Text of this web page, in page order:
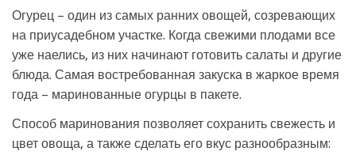
Огурец – один из самых ранних овощей, созревающих
на приусадебном участке. Когда свежими плодами все
уже наелись, из них начинают готовить салаты и другие
блюда. Самая востребованная закуска в жаркое время
года – маринованные огурцы в пакете.
Способ маринования позволяет сохранить свежесть и
цвет овоща, а также сделать его вкус разнообразным: